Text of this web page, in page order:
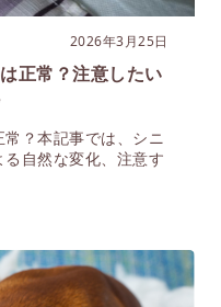
2026年3月25日
正常？注意したい
？本記事では、シニ
自然な変化、注意す